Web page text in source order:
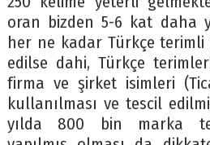
oran bizden 5-6 kat daha
her ne kadar Türkçe
edilse dahi, Türkçe
firma ve şirket isimleri
kullanılması ve tescil
yılda 800 bin marka